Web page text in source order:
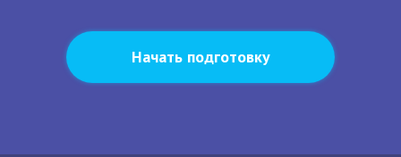
Начать подготовку